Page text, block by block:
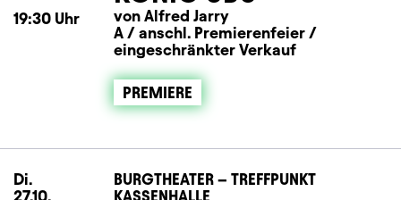
19:30 Uhr
von Alfred Jarry
A / anschl. Premierenfeier /
eingeschränkter Verkauf
PREMIERE
Di.
27.10.
BURGTHEATER – TREFFPUNKT
KASSENHALLE